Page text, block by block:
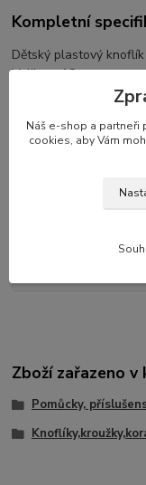
Kompletní
Dětský plastový knoflík
Velikost 18 mm
Zboží zařazeno v
Pomůcky,
Náš e-shop a partneři
cookies, aby Vám